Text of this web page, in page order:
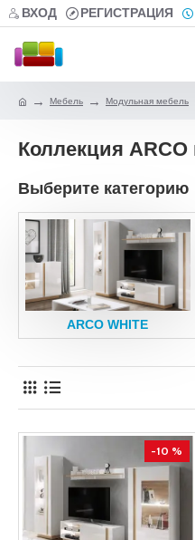
ВХОД РЕГИСТРАЦИЯ
Мебель Модульная мебель
Коллекция
Выберите категорию
ARCO WHITE
-10 %